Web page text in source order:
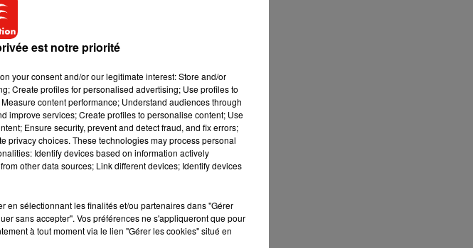
est notre priorité
your consent and/or our legitimate interest: Store and/or
Create profiles for personalised advertising; Use profiles to
content performance; Understand audiences through
improve services; Create profiles to personalise content; Use
Ensure security, prevent and detect fraud, and fix errors;
privacy choices. These technologies may process personal
Identify devices based on information actively
other data sources; Link different devices; Identify devices
en sélectionnant les finalités et/ou partenaires dans "Gérer
sans accepter". Vos préférences ne s'appliqueront que pour
à tout moment via le lien "Gérer les cookies" situé en